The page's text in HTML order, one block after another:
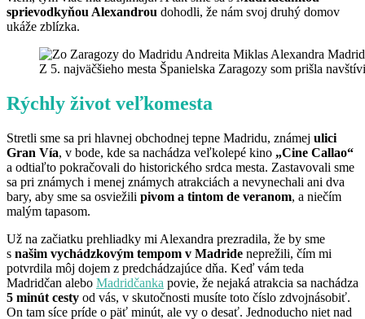
sprievodkyňou Alexandrou dohodli, že nám svoj druhý domov
ukáže zblízka.
Z 5. najväčšieho mesta Španielska Zaragozy som prišla
Rýchly život veľkomesta
Stretli sme sa pri hlavnej obchodnej tepne Madridu, známej ulici
Gran Vía, v bode, kde sa nachádza veľkolepé kino „Cine Callao“
a odtiaľto pokračovali do historického srdca mesta. Zastavovali sme
sa pri známych i menej známych atrakciách a nevynechali ani dva
bary, aby sme sa osviežili pivom a tintom de veranom, a niečím
malým tapasom.
Už na začiatku prehliadky mi Alexandra prezradila, že by sme
s našim vychádzkovým tempom v Madride neprežili, čím mi
potvrdila môj dojem z predchádzajúce dňa. Keď vám teda
Madridčan alebo Madridčanka povie, že nejaká atrakcia sa nachádza
5 minút cesty od vás, v skutočnosti musíte toto číslo zdvojnásobiť.
On tam síce príde o päť minút, ale vy o desať. Jednoducho niet nad